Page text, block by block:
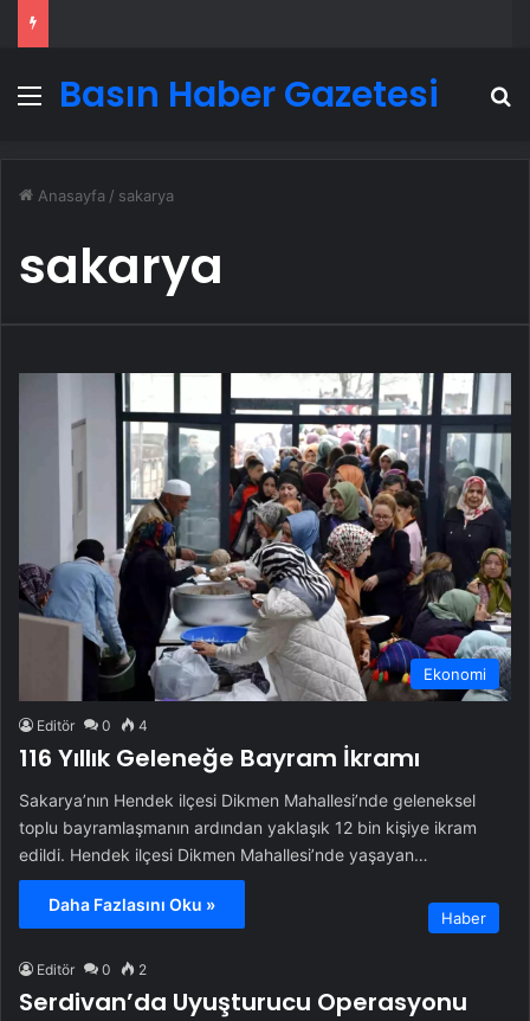
Menü
Basın Haber Gazetesi
Anasayfa / sakarya
sakarya
Ekonomi
Editör 0 4
116 Yıllık Geleneğe Bayram İkramı
Sakarya’nın Hendek ilçesi Dikmen Mahallesi’nde geleneksel
toplu bayramlaşmanın ardından yaklaşık 12 bin kişiye ikram
edildi. Hendek ilçesi Dikmen Mahallesi’nde yaşayan…
Daha Fazlasını Oku »
Haber
Editör 0 2
Serdivan’da Uyuşturucu Operasyonu